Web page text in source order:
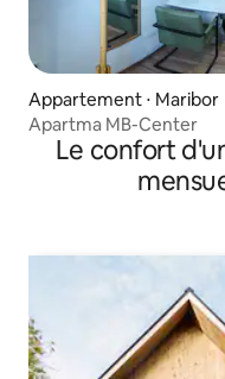
Appartement ⋅ Maribor
Apartma MB-Center
Le confort